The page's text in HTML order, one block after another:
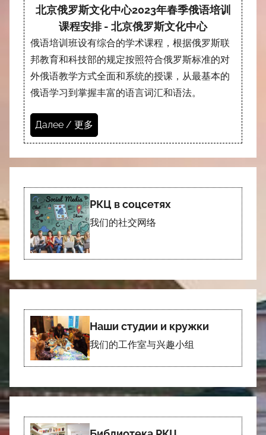
北京俄罗斯文化中心2023年春季俄语培训
课程安排 - 北京俄罗斯文化中心
俄语培训班设有综合的学术课程，根据俄罗斯联
邦教育和科技部的规定按照符合俄罗斯标准的对
外俄语教学方式全面和系统的授课，从最基本的
俄语学习到掌握丰富的语言词汇和语法。
Далее / 更多
РКЦ в соцсетях
我们的社交网络
Наши студии и кружки
我们的工作室与兴趣小组